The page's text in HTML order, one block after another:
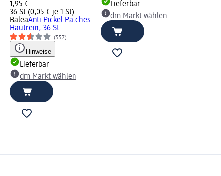
1,95 €
36 St (0,05 € je 1 St)
BaleaAnti Pickel Patches
Hautrein, 36 St
(557)
Hinweise
Lieferbar
dm Markt wählen
Lieferbar
dm Markt wählen